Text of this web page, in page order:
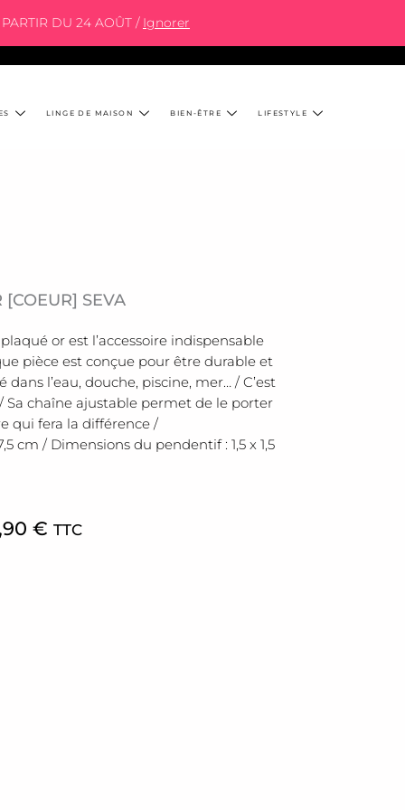
DU 24 AOÛT / Ignorer
LINGE DE MAISON BIEN-ÊTRE LIFESTYLE
[COEUR] SEVA
or est l’accessoire indispensable
pièce est conçue pour être durable et
l’eau, douche, piscine, mer… / C’est
Sa chaîne ajustable permet de le porter
qui fera la différence /
cm / Dimensions du pendentif : 1,5 x 1,5
€ TTC